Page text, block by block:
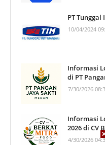
PT
10/04/2024
Informasi
di PT
7/30/2026
Informasi
2026 di CV
4/30/2026